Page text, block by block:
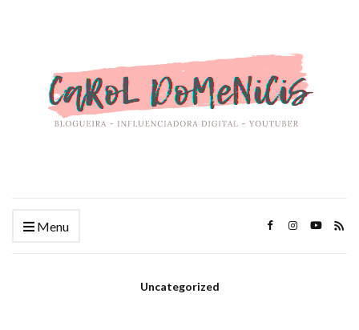
Menu
Uncategorized